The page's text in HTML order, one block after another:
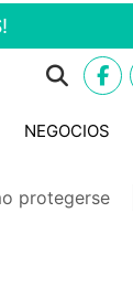
NEGOCIOS
protegerse